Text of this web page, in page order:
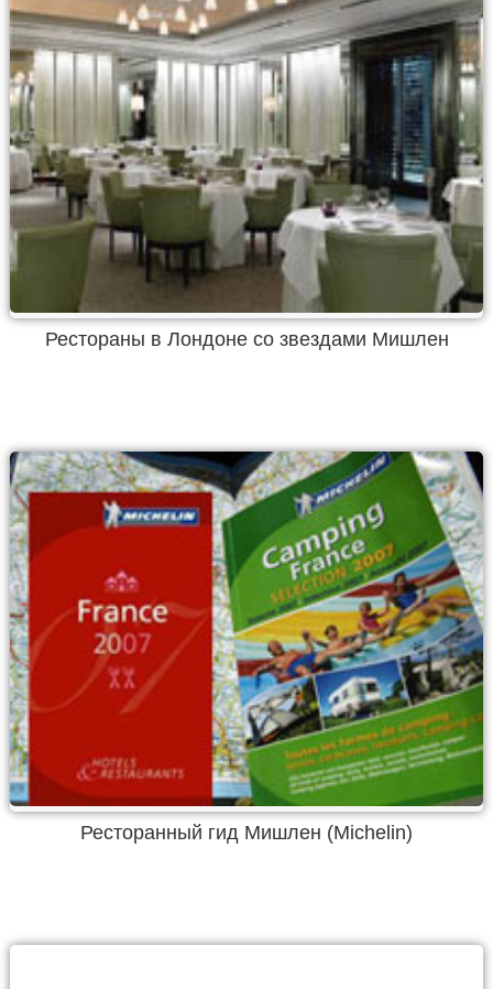
Рестораны в Лондоне со звездами Мишлен
Ресторанный гид Мишлен (Michelin)